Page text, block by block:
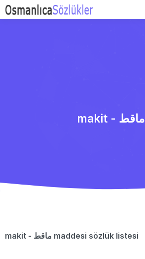
makit - ماقط
makit - ماقط maddesi sözlük listesi